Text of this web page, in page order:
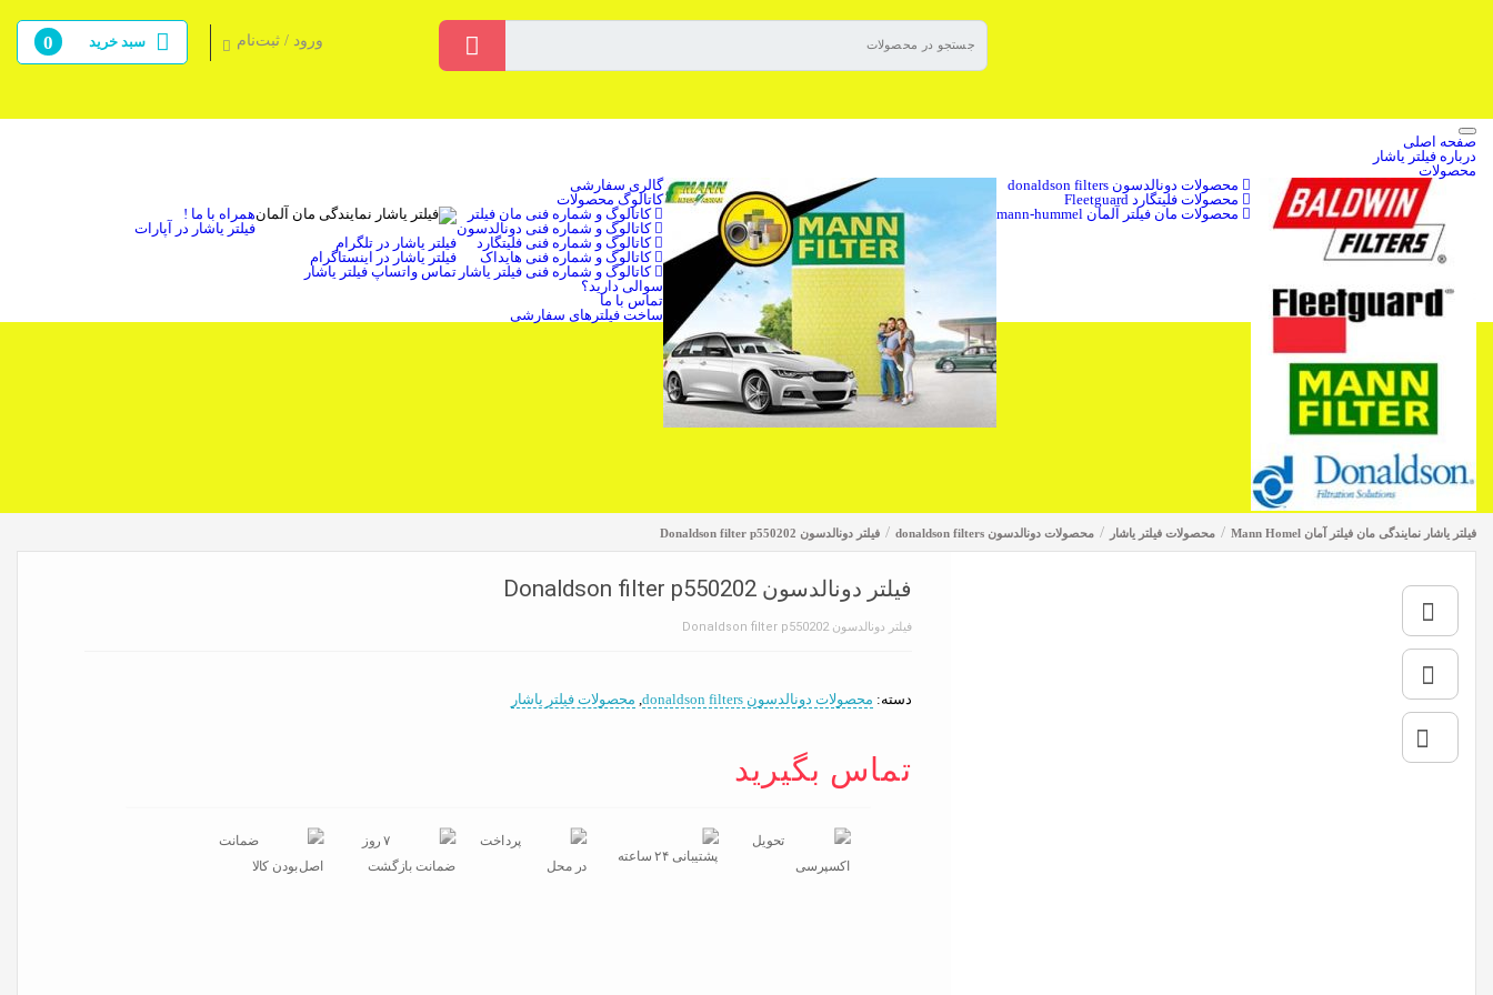
سبد خرید 0 ورود / ثبت‌نام
صفحه اصلی
درباره فیلتر یاشار
محصولات
محصولات دونالدسون donaldson filters
محصولات فلیتگارد Fleetguard
محصولات مان فیلتر آلمان mann-hummel
گالری سفارشی
کاتالوگ محصولات
کاتالوگ و شماره فنی مان فیلتر
کاتالوگ و شماره فنی دونالدسون
کاتالوگ و شماره فنی فلیتگارد
کاتالوگ و شماره فنی هایداک
کاتالوگ و شماره فنی فیلتر یاشار
همراه با ما !
فیلتر یاشار در آپارات
فیلتر یاشار در تلگرام
فیلتر یاشار در اینستاگرام
تماس واتساپ فیلتر یاشار
سوالی دارید؟
تماس با ما
ساخت فیلترهای سفارشی
فیلتر یاشار نمایندگی مان فیلتر آمان Mann Homel / محصولات فیلتر یاشار / محصولات دونالدسون donaldson filters / فیلتر دونالدسون Donaldson filter p550202
فیلتر دونالدسون Donaldson filter p550202
فیلتر دونالدسون Donaldson filter p550202
دسته: محصولات دونالدسون donaldson filters , محصولات فیلتر یاشار
تماس بگیرید
تحویل
اکسپرسی
پشتیبانی ۲۴ ساعته
پرداخت
در محل
۷ روز
ضمانت بازگشت
ضمانت
اصل‌بودن کالا